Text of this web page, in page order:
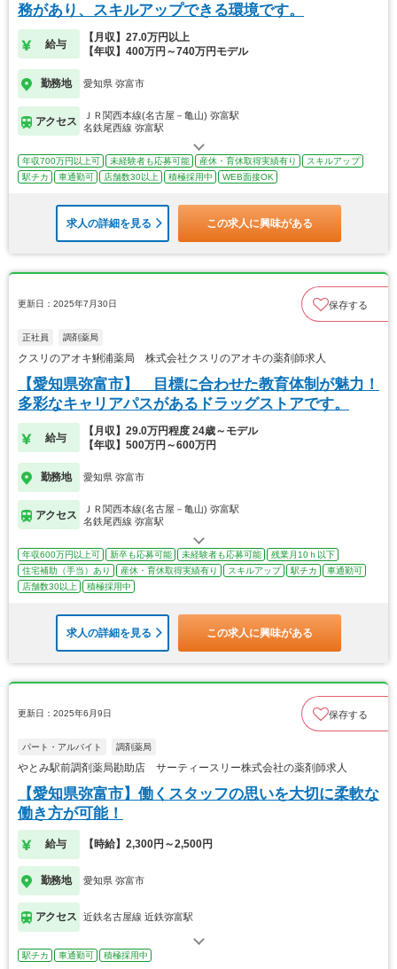
務があり、スキルアップできる環境です。
給与
【月収】27.0万円以上
【年収】400万円～740万円モデル
勤務地 愛知県 弥富市
アクセス
ＪＲ関西本線(名古屋－亀山) 弥富駅
名鉄尾西線 弥富駅
年収700万円以上可 未経験者も応募可能 産休・育休取得実績有り
スキルアップ
駅チカ
車通勤可 店舗数30以上 積極採用中 WEB面接OK
求人の詳細を見る この求人に興味がある
更新日：2025年7月30日 保存する
正社員 調剤薬局
クスリのアオキ鯏浦薬局 株式会社クスリのアオキの薬剤師求人
【愛知県弥富市】 目標に合わせた教育体制が魅力！
多彩なキャリアパスがあるドラッグストアです。
給与
【月収】29.0万円程度 24歳～モデル
【年収】500万円～600万円
勤務地 愛知県 弥富市
アクセス
ＪＲ関西本線(名古屋－亀山) 弥富駅
名鉄尾西線 弥富駅
年収600万円以上可 新卒も応募可能 未経験者も応募可能
残業月10ｈ以下
住宅補助（手当）あり
産休・育休取得実績有り スキルアップ 駅チカ
車通勤可
店舗数30以上
積極採用中
求人の詳細を見る この求人に興味がある
更新日：2025年6月9日 保存する
パート・アルバイト 調剤薬局
やとみ駅前調剤薬局勘助店 サーティースリー株式会社の薬剤師求人
【愛知県弥富市】働くスタッフの思いを大切に柔軟な
働き方が可能！
給与 【時給】2,300円～2,500円
勤務地 愛知県 弥富市
アクセス 近鉄名古屋線 近鉄弥富駅
駅チカ 車通勤可 積極採用中